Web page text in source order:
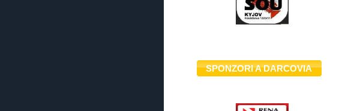
SPONZORI A DARCOVIA